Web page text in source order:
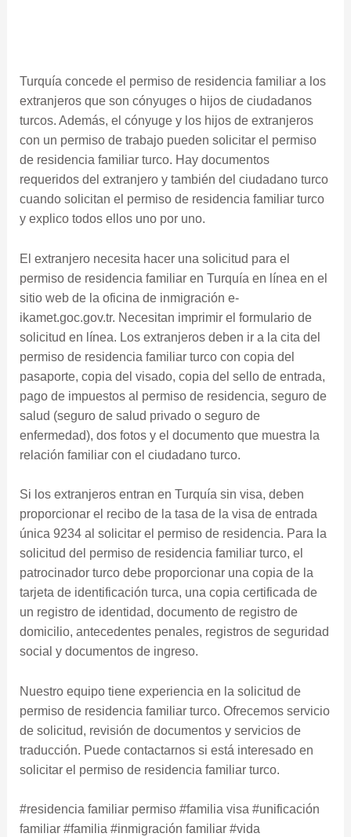
Turquía concede el permiso de residencia familiar a los
extranjeros que son cónyuges o hijos de ciudadanos
turcos. Además, el cónyuge y los hijos de extranjeros
con un permiso de trabajo pueden solicitar el permiso
de residencia familiar turco. Hay documentos
requeridos del extranjero y también del ciudadano turco
cuando solicitan el permiso de residencia familiar turco
y explico todos ellos uno por uno.
El extranjero necesita hacer una solicitud para el
permiso de residencia familiar en Turquía en línea en el
sitio web de la oficina de inmigración e-
ikamet.goc.gov.tr. Necesitan imprimir el formulario de
solicitud en línea. Los extranjeros deben ir a la cita del
permiso de residencia familiar turco con copia del
pasaporte, copia del visado, copia del sello de entrada,
pago de impuestos al permiso de residencia, seguro de
salud (seguro de salud privado o seguro de
enfermedad), dos fotos y el documento que muestra la
relación familiar con el ciudadano turco.
Si los extranjeros entran en Turquía sin visa, deben
proporcionar el recibo de la tasa de la visa de entrada
única 9234 al solicitar el permiso de residencia. Para la
solicitud del permiso de residencia familiar turco, el
patrocinador turco debe proporcionar una copia de la
tarjeta de identificación turca, una copia certificada de
un registro de identidad, documento de registro de
domicilio, antecedentes penales, registros de seguridad
social y documentos de ingreso.
Nuestro equipo tiene experiencia en la solicitud de
permiso de residencia familiar turco. Ofrecemos servicio
de solicitud, revisión de documentos y servicios de
traducción. Puede contactarnos si está interesado en
solicitar el permiso de residencia familiar turco.
#residencia familiar permiso #familia visa #unificación
familiar #familia #inmigración familiar #vida